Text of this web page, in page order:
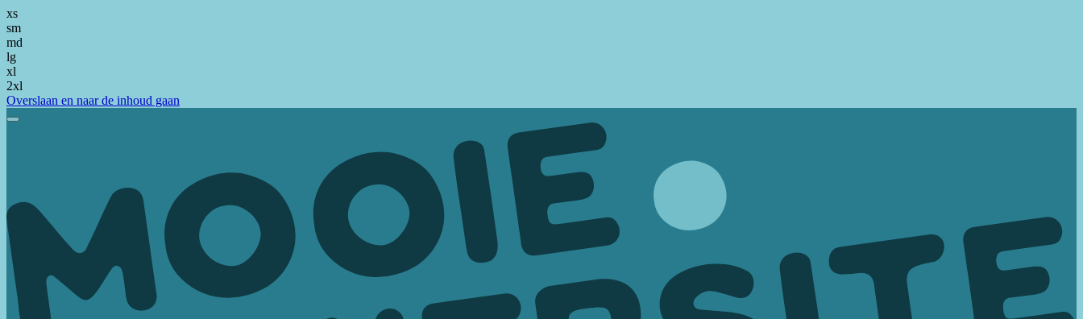
xs
sm
md
lg
xl
2xl
Overslaan en naar de inhoud gaan